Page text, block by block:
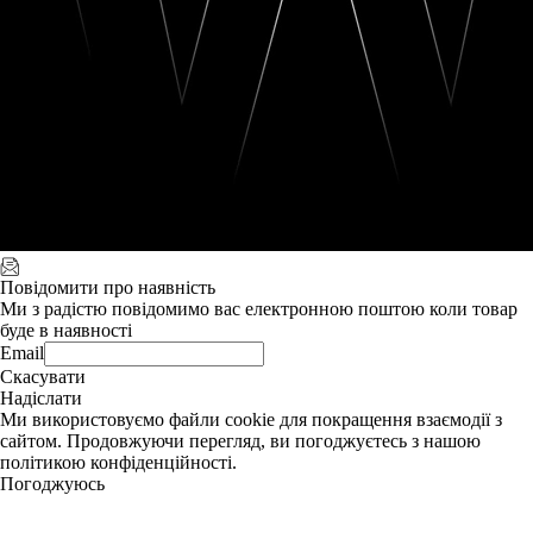
Повідомити про наявність
Ми з радістю повідомимо вас електронною поштою коли товар
буде в наявності
Email
Скасувати
Надіслати
Ми використовуємо файли cookie для покращення взаємодії з
сайтом. Продовжуючи перегляд, ви погоджуєтесь з нашою
політикою конфіденційності.
Погоджуюсь